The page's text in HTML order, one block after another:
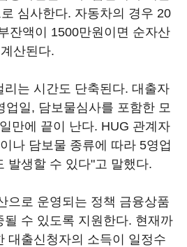
심사한다. 자동차의 경우 20
잔액이 1500만원이면 순자산
산된다.
리는 시간도 단축된다. 대출자
업일, 담보물심사를 포함한 모
만에 끝이 난다. HUG 관계자
나 담보물 종류에 따라 5영업
발생할 수 있다"고 말했다.
으로 운영되는 정책 금융상품
될 수 있도록 지원한다. 현재까
대출신청자의 소득이 일정수